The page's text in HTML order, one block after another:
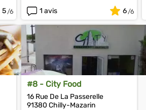
5 1 avis 6
#8 - City Food
16 Rue De La Passerelle
91380 Chilly-Mazarin